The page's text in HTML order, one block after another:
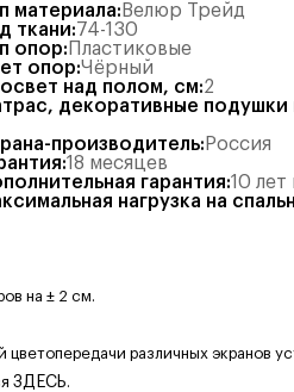
материала: Велюр Трейд
ткани:74-130
опор: Пластиковые
опор:Чёрный
над полом, см:2
декоративные подушки
производитель: Россия
:18 месяцев
гарантия:10 лет
нагрузка на
на ± 2 см.
различных экранов
ЗДЕСЬ.